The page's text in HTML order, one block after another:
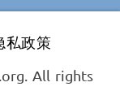
私政策
All rights